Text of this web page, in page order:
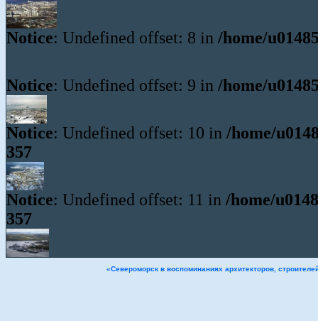
Notice: Undefined offset: 8 in /home/
Notice: Undefined offset: 9 in /home/
Notice: Undefined offset: 10 in /home/
357
Notice: Undefined offset: 11 in /home/
357
«Североморск в воспоминаниях архитекторов,